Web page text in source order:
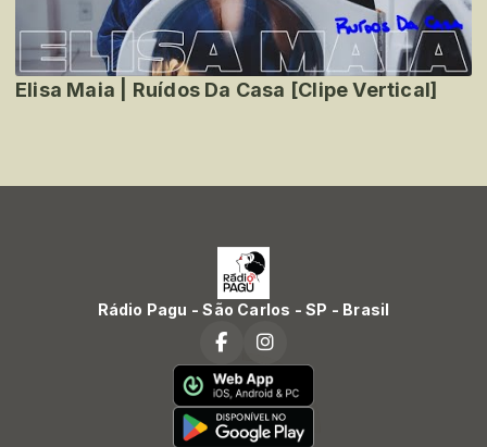
Elisa Maia | Ruídos Da Casa [Clipe Vertical]
Rádio Pagu - São Carlos - SP - Brasil